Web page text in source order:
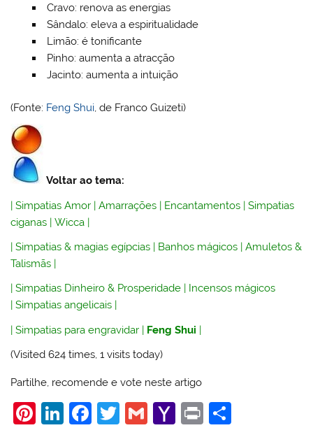
Cravo: renova as energias
Sândalo: eleva a espiritualidade
Limão: é tonificante
Pinho: aumenta a atracção
Jacinto: aumenta a intuição
(Fonte: Feng Shui, de Franco Guizeti)
Voltar ao tema:
|Simpatias Amor |Amarrações | Encantamentos |Simpatias
ciganas |Wicca |
|Simpatias & magias egípcias | Banhos mágicos |Amuletos &
Talismãs |
|Simpatias Dinheiro & Prosperidade
Incensos mágicos
|Simpatias angelicais
|Simpatias para engravidar | Feng Shui |
(Visited 624 times, 1 visits today)
Partilhe, recomende e vote neste artigo
Pi Li F
T
G
Y
Pr